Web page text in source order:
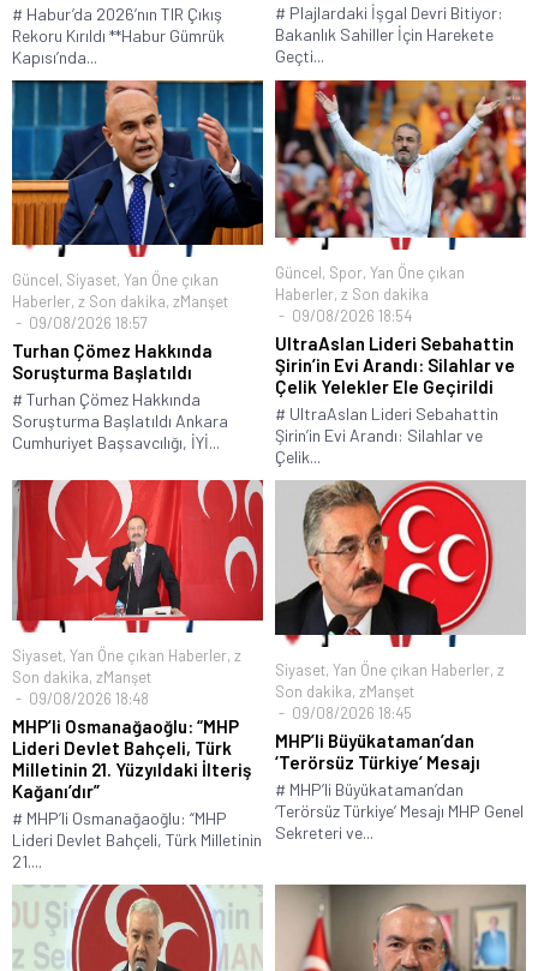
# Habur’da 2026’nın TIR Çıkış
Rekoru Kırıldı **Habur Gümrük
Kapısı’nda...
# Plajlardaki İşgal Devri Bitiyor:
Bakanlık Sahiller İçin Harekete
Geçti...
Güncel, Siyaset, Yan Öne çıkan
Haberler, z Son dakika, zManşet
09/08/2026 18:57
Turhan Çömez Hakkında
Soruşturma Başlatıldı
# Turhan Çömez Hakkında
Soruşturma Başlatıldı Ankara
Cumhuriyet Başsavcılığı, İYİ...
Güncel, Spor, Yan Öne çıkan
Haberler, z Son dakika
09/08/2026 18:54
UltraAslan Lideri Sebahattin
Şirin’in Evi Arandı: Silahlar ve
Çelik Yelekler Ele Geçirildi
# UltraAslan Lideri Sebahattin
Şirin’in Evi Arandı: Silahlar ve
Çelik...
Siyaset, Yan Öne çıkan Haberler, z
Son dakika, zManşet
09/08/2026 18:48
MHP’li Osmanağaoğlu: “MHP
Lideri Devlet Bahçeli, Türk
Milletinin 21. Yüzyıldaki İlteriş
Kağanı’dır”
# MHP’li Osmanağaoğlu: “MHP
Lideri Devlet Bahçeli, Türk Milletinin
21....
Siyaset, Yan Öne çıkan Haberler, z
Son dakika, zManşet
09/08/2026 18:45
MHP’li Büyükataman’dan
‘Terörsüz Türkiye’ Mesajı
# MHP’li Büyükataman’dan
‘Terörsüz Türkiye’ Mesajı MHP Genel
Sekreteri ve...